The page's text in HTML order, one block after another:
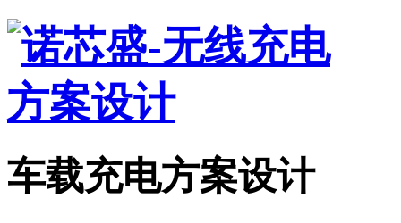
车载充电方案设计